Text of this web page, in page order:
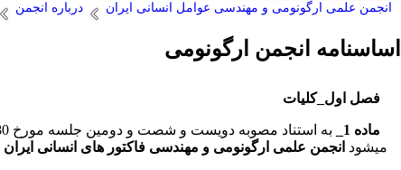
انجمن علمی ارگونومی و مهندسی عوامل انسانی ایران درباره انجمن
اساسنامه انجمن ارگونومی
فصل اول_کلیات
ماده 1_
میشود انجمن علمی ارگونومی و مهندسی فاکتور های انسانی ایران